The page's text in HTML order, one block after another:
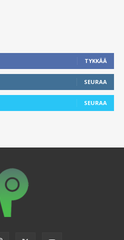
TYKKÄÄ
SEURAA
SEURAA